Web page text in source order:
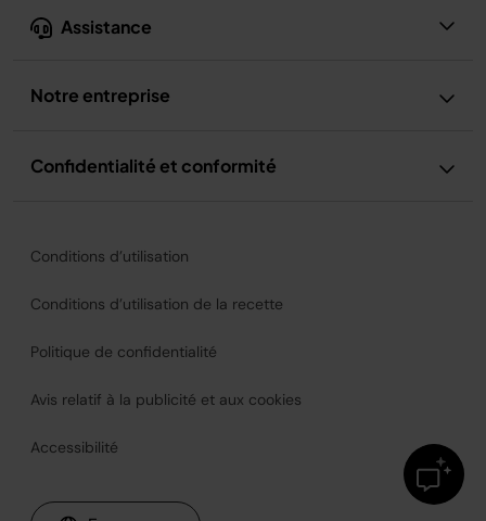
Assistance
Notre entreprise
Confidentialité et conformité
Conditions d’utilisation
Conditions d’utilisation de la recette
Politique de confidentialité
Avis relatif à la publicité et aux cookies
Accessibilité